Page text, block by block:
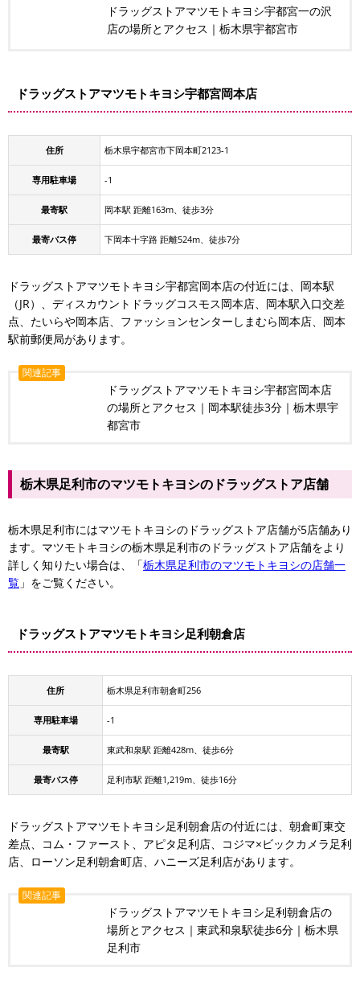
ドラッグストアマツモトキヨシ宇都宮一の沢
店の場所とアクセス｜栃木県宇都宮市
ドラッグストアマツモトキヨシ宇都宮岡本店
住所 栃木県宇都宮市下岡本町2123-1
専用駐車場 -1
最寄駅 岡本駅 距離163m、徒歩3分
最寄バス停 下岡本十字路 距離524m、徒歩7分
ドラッグストアマツモトキヨシ宇都宮岡本店の付近には、岡本駅
（JR）、ディスカウントドラッグコスモス岡本店、岡本駅入口交差
点、たいらや岡本店、ファッションセンターしまむら岡本店、岡本
駅前郵便局があります。
関連記事
ドラッグストアマツモトキヨシ宇都宮岡本店
の場所とアクセス｜岡本駅徒歩3分｜栃木県宇
都宮市
栃木県足利市のマツモトキヨシのドラッグストア店舗
栃木県足利市にはマツモトキヨシのドラッグストア店舗が5店舗あり
ます。マツモトキヨシの栃木県足利市のドラッグストア店舗をより
詳しく知りたい場合は、「栃木県足利市のマツモトキヨシの店舗一
覧 」をご覧ください。
ドラッグストアマツモトキヨシ足利朝倉店
住所 栃木県足利市朝倉町256
専用駐車場 -1
最寄駅 東武和泉駅 距離428m、徒歩6分
最寄バス停 足利市駅 距離1,219m、徒歩16分
ドラッグストアマツモトキヨシ足利朝倉店の付近には、朝倉町東交
差点、コム・ファースト、アピタ足利店、コジマ×ビックカメラ足利
店、ローソン足利朝倉町店、ハニーズ足利店があります。
関連記事
ドラッグストアマツモトキヨシ足利朝倉店の
場所とアクセス｜東武和泉駅徒歩6分｜栃木県
足利市